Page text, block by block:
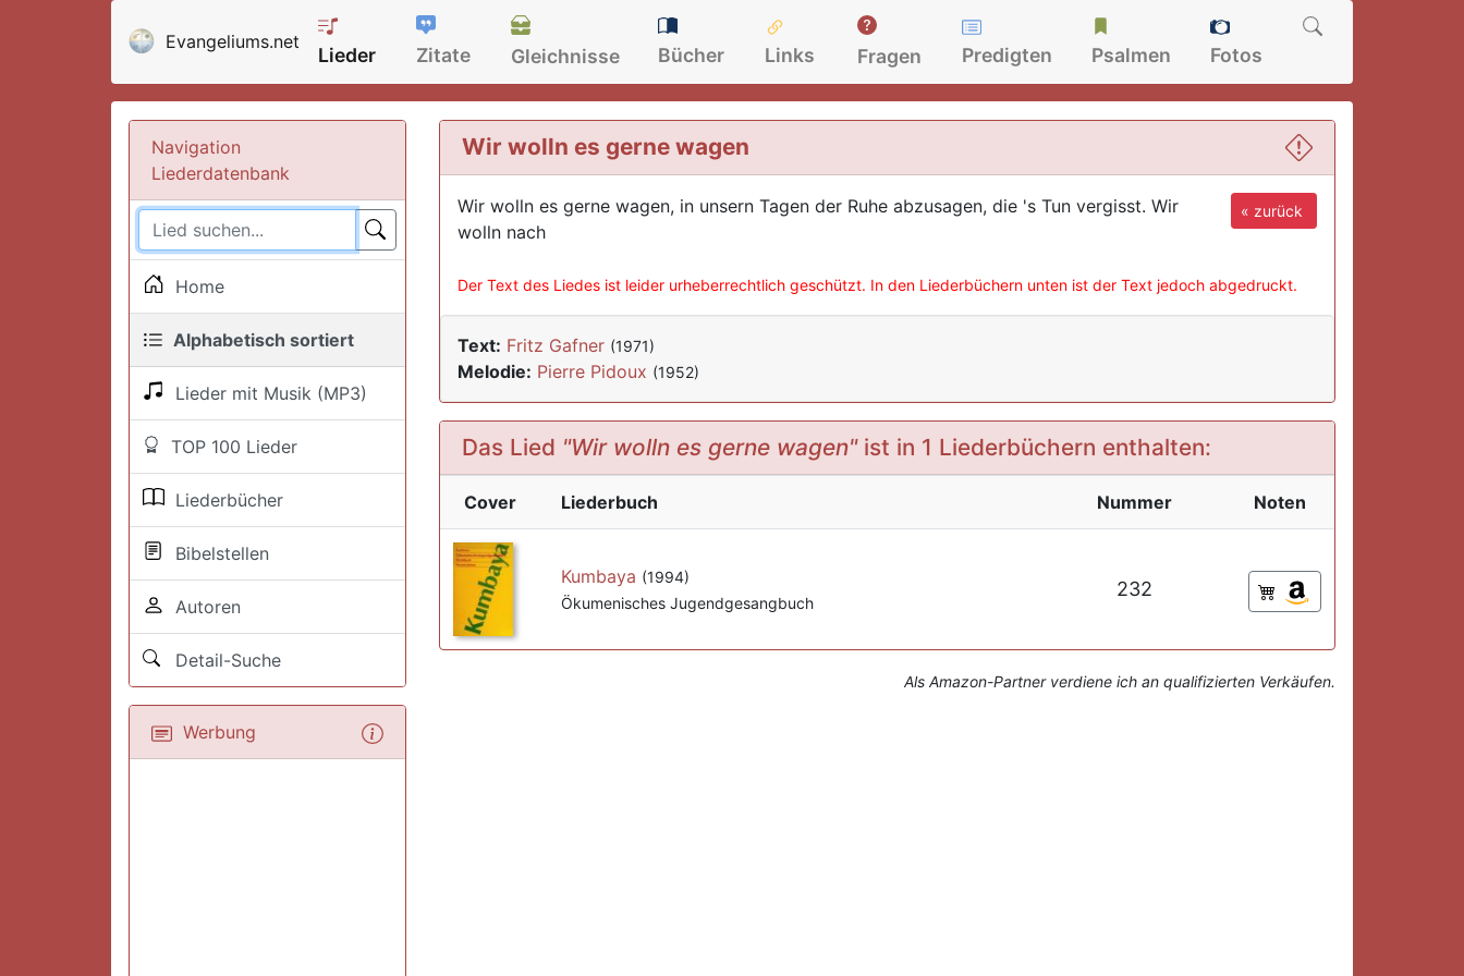
Evangeliums.net
Lieder Zitate Gleichnisse Bücher Links Fragen Predigten Psalmen Fotos
Navigation
Liederdatenbank
Home
Alphabetisch sortiert
Lieder mit Musik (MP3)
TOP 100 Lieder
Liederbücher
Bibelstellen
Autoren
Detail-Suche
Werbung
Wir wolln es gerne wagen
« zurück
Wir wolln es gerne wagen, in unsern Tagen der Ruhe abzusagen, die 's Tun vergisst. Wir
wolln nach
Der Text des Liedes ist leider urheberrechtlich geschützt. In den Liederbüchern unten ist der Text jedoch abgedruckt.
Text: Fritz Gafner (1971)
Melodie: Pierre Pidoux (1952)
Das Lied "Wir wolln es gerne wagen"ist in 1 Liederbüchern enthalten:
Cover Liederbuch Nummer Noten
Kumbaya (1994)
Ökumenisches Jugendgesangbuch
232
Als Amazon-Partner verdiene ich an qualifizierten Verkäufen.